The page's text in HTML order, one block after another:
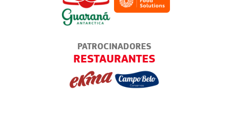
PATROCINADORES
RESTAURANTES